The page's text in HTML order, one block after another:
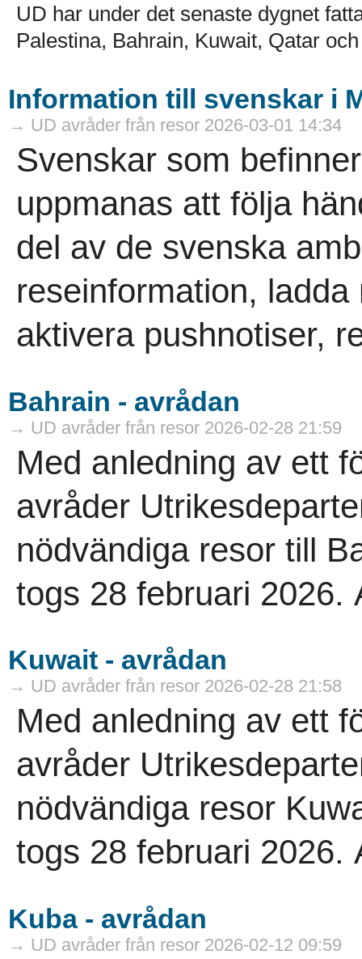
UD har under det senaste dygnet
Palestina, Bahrain, Kuwait, Qatar
Information till svenskar i
→ UD avråder från resor 2026-03-01 14:34
Svenskar som
uppmanas att följa
del av de svenska
reseinformation,
aktivera pushnotiser,
Bahrain - avrådan
→ UD avråder från resor 2026-02-28 21:59
Med anledning av ett
avråder
nödvändiga resor till
togs 28 februari 2026.
Kuwait - avrådan
→ UD avråder från resor 2026-02-28 21:58
Med anledning av ett
avråder
nödvändiga resor
togs 28 februari 2026.
Kuba - avrådan
→ UD avråder från resor 2026-02-12 09:59